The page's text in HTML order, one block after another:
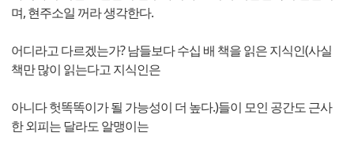
며, 현주소일 꺼라 생각한다.
어디라고 다르겠는가? 남들보다 수십 배 책을 읽은 지식인(사실
책만 많이 읽는다고 지식인은
아니다 헛똑똑이가 될 가능성이 더 높다.)들이 모인 공간도 근사
한 외피는 달라도 알맹이는